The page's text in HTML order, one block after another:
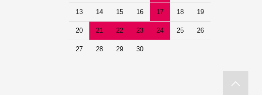
13 14 15 16 17 18 19
20 21 22 23 24 25 26
27 28 29 30